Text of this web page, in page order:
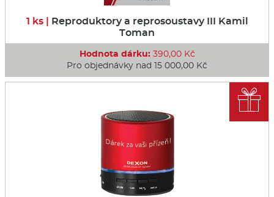
1 ks | Reproduktory a reprosoustavy III Kamil
Toman
Hodnota dárku:390,00 Kč
Pro objednávky nad 15 000,00 Kč
